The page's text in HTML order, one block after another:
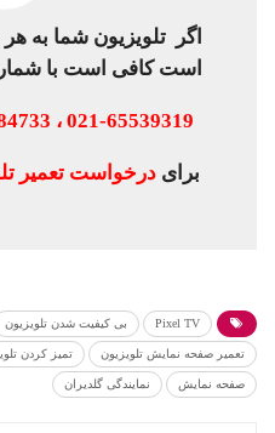
اگر تلویزیون شما به
است کافی است با
021-65539319 ، 021-84733 ، 0938-4747897
برایدرخواست تعمیر
Pixel TV بی کیفیت شدن تلویزیون
تعمیر صفحه نمایش تلویزیون تمیز کردن
صفحه نمایش نمایندگی گلدیران